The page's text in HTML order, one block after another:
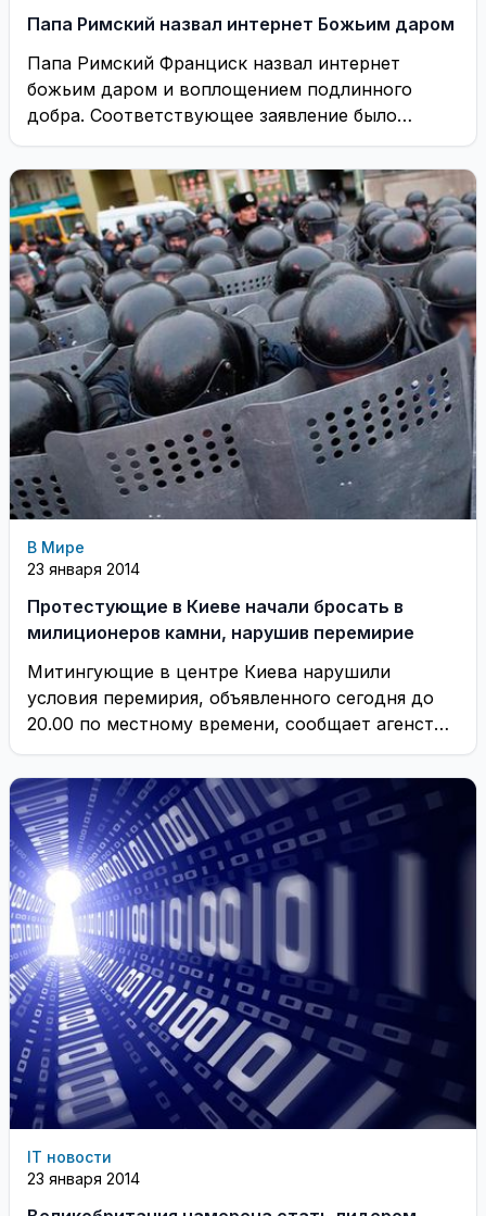
Папа Римский назвал интернет Божьим даром
Папа Римский Франциск назвал интернет
божьим даром и воплощением подлинного
добра. Соответствующее заявление было
сделано Папой в послании к пастве ...
В Мире
23 января 2014
Протестующие в Киеве начали бросать в
милиционеров камни, нарушив перемирие
Митингующие в центре Киева нарушили
условия перемирия, объявленного сегодня до
20.00 по местному времени, сообщает агенство
REGNUM. ...
IT новости
23 января 2014